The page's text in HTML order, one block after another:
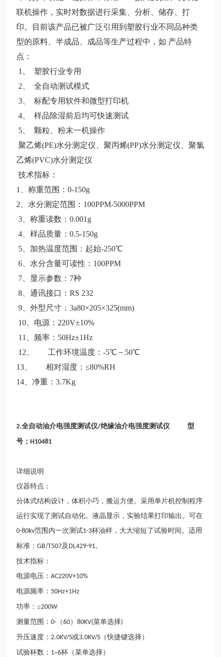
联机操作，实时对数据进行采集、分析、储存、打
印。目前该产品已被广泛引用到塑胶行业不同品种类
型的原料、半成品、成品等生产过程中，如 产品特
点：
1、 塑胶行业专用
2、 全自动测试模式
3、 标配专用软件和微型打印机
4、 样品除湿前后均可快速测试
5、 颗粒、粉末一机操作
聚乙烯(PE)水分测定仪、聚丙烯(PP)水分测定仪、聚氯
乙烯(PVC)水分测定仪
技术指标：
1、称重范围：0-150g
2、水分测定范围：100PPM-5000PPM
3、称重读数：0.001g
4、样品质量：0.5-150g
5、加热温度范围：起始-250℃
6、水分含量可读性：100PPM
7、显示参数：7种
8、通讯接口：RS 232
9、外型尺寸：3a80×205×325(mm)
10、电源：220V±10%
11、频率：50Hz±1Hz
12、 工作环境温度：-5℃－50℃
13、 相对湿度：≤80%RΗ
14、净重：3.7Kg
2.全自动油介电强度测试仪/绝缘油介电强度测试仪 型
号；H10481
详细说明
仪器特点：
分体式结构设计，体积小巧，搬运方便。采用单片机控制程序
运行实现了测试自动化。液晶显示，实验结果打印输出。可在
0-80kv范围内一次测试1-3杯油样，大大缩短了试验时间。适用
标准：GB/T507及 DL429-91。
技术指标：
电源电压：AC220V+10%
电源频率： 50Hz+1Hz
功率：≤200W
测量范围：0- （60）80KV(菜单选择)
升压速度： 2.0KV/S或3.0KV/S （快捷键选择）
试验杯数： 1~6杯（菜单选择）